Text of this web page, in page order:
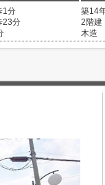
1分
23分
築14
2階建
木造